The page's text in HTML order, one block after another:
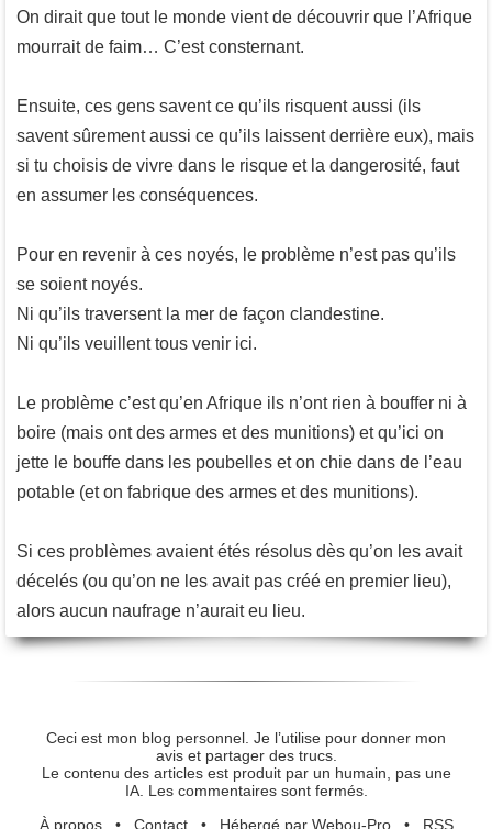
On dirait que tout le monde vient de découvrir que l’Afrique
mourrait de faim… C’est consternant.
Ensuite, ces gens savent ce qu’ils risquent aussi (ils
savent sûrement aussi ce qu’ils laissent derrière eux), mais
si tu choisis de vivre dans le risque et la dangerosité, faut
en assumer les conséquences.
Pour en revenir à ces noyés, le problème n’est pas qu’ils
se soient noyés.
Ni qu’ils traversent la mer de façon clandestine.
Ni qu’ils veuillent tous venir ici.
Le problème c’est qu’en Afrique ils n’ont rien à bouffer ni à
boire (mais ont des armes et des munitions) et qu’ici on
jette le bouffe dans les poubelles et on chie dans de l’eau
potable (et on fabrique des armes et des munitions).
Si ces problèmes avaient étés résolus dès qu’on les avait
décelés (ou qu’on ne les avait pas créé en premier lieu),
alors aucun naufrage n’aurait eu lieu.
Ceci est mon blog personnel. Je l’utilise pour donner mon
avis et partager des trucs.
Le contenu des articles est produit par un humain, pas une
IA. Les commentaires sont fermés.
À propos• Contact• Hébergé par Webou-Pro• RSS